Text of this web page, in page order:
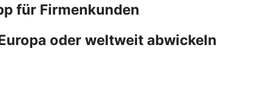
für Firmenkunden
oder weltweit abwickeln